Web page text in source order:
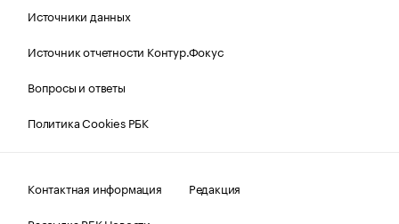
Источники данных
Источник отчетности Контур.Фокус
Вопросы и ответы
Политика Cookies РБК
Контактная информация
Редакция